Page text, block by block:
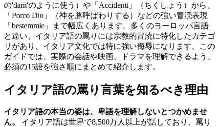
の'darn'のように使う）や「Accidenti」（ちくしょう）から、
「Porco Dio」（神を豚呼ばわりする）などの強い冒涜表現
「bestemmie」まで幅広くあります。多くのヨーロッパ言語
と違い、イタリア語の罵りには宗教的冒涜に特化したカテゴ
リがあり、イタリア文化では特に強い侮辱になります。この
ガイドでは、実際の会話や映画、ドラマを理解できるよう、
必須の15語を強さ順にまとめて紹介します。
イタリア語の罵り言葉を知るべき理由
イタリア語の本当の姿は、卑語を理解しないとつかめませ
ん。
イタリア語は世界で8,500万人以上が話しており、罵り